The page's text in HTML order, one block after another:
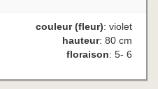
couleur (fleur): violet
hauteur: 80 cm
floraison: 5- 6